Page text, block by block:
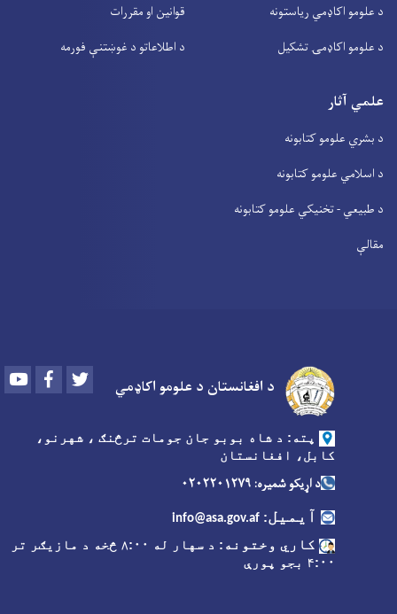
د علومو اکاډمي ریاستونه
د علومو اکاډمۍ تشکیل
قوانین او مقررات
د اطلاعاتو د غوښتنې فورمه
علمي آثار
د بشري علومو کتابونه
د اسلامي علومو کتابونه
د طبیعي - تخنیکي علومو کتابونه
مقالې
د افغانستان د علومو اکاډمي Youtube Facebook
پته: د شاه بوبو جان جومات ترڅنګ ، شهرنو،
کابل، افغانستان
د اړیکو شمیره: ۰۲۰۲۲۰۱۲۷۹
آیمیل:
info@asa.gov.af
کاري وختونه
: د سهار له ۸:۰۰ څخه د مازیګر تر
۴:۰۰ بجو پورې